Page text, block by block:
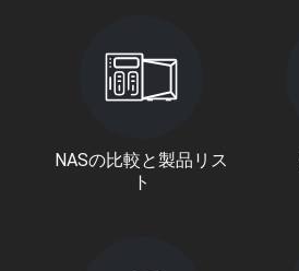
NASの比較と製品リス
ト